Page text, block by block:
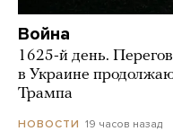
Война
1625-й день.
в Украине
Трампа
НОВОСТИ 19 часов назад